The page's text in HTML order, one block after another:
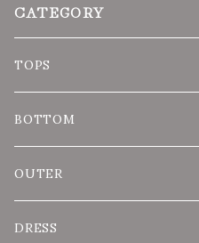
CATEGORY
TOPS
BOTTOM
OUTER
DRESS